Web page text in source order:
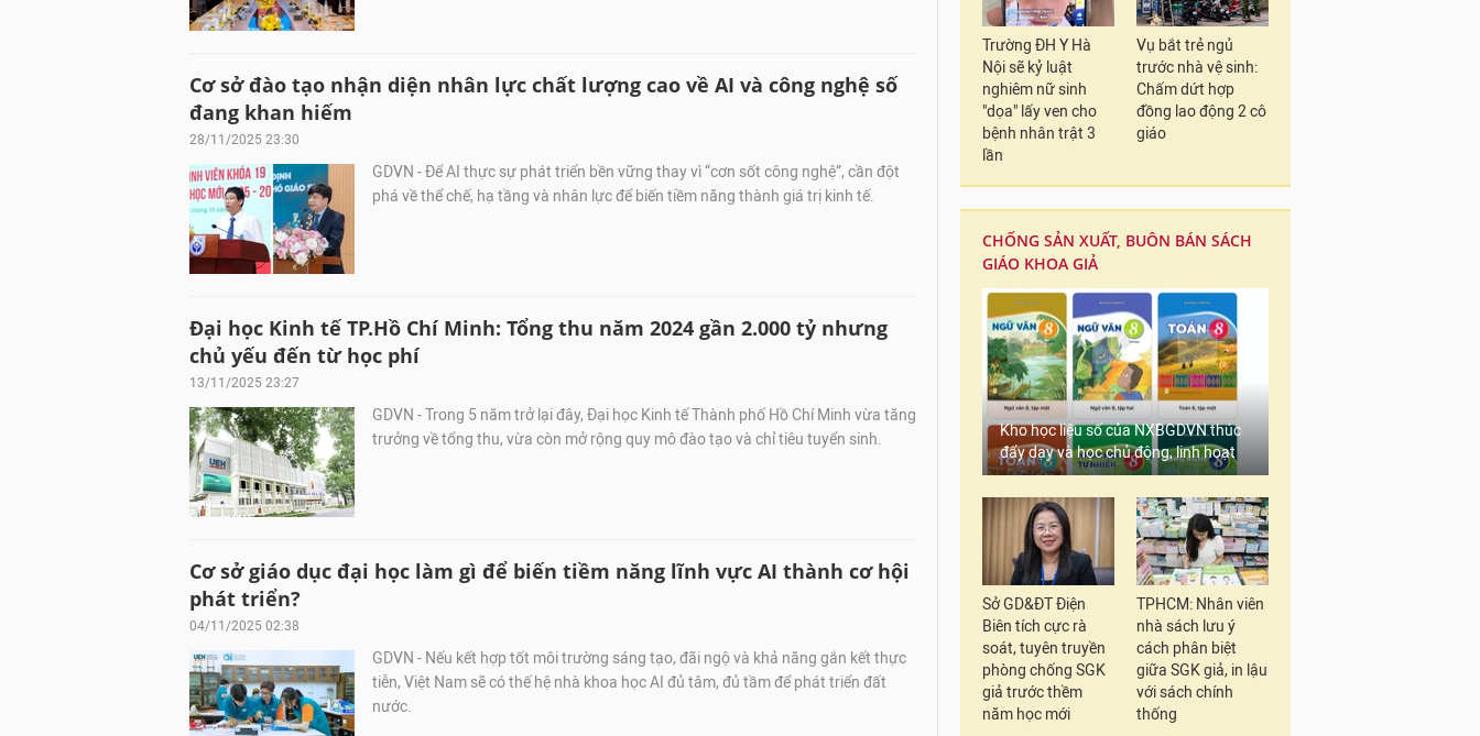
Cơ sở đào tạo nhận diện nhân lực chất lượng cao về AI và công nghệ số
đang khan hiếm
28/11/2025 23:30
GDVN - Để AI thực sự phát triển bền vững thay vì “cơn sốt công nghệ”, cần đột
phá về thể chế, hạ tầng và nhân lực để biến tiềm năng thành giá trị kinh tế.
Đại học Kinh tế TP.Hồ Chí Minh: Tổng thu năm 2024 gần 2.000 tỷ nhưng
chủ yếu đến từ học phí
13/11/2025 23:27
GDVN - Trong 5 năm trở lại đây, Đại học Kinh tế Thành phố Hồ Chí Minh vừa tăng
trưởng về tổng thu, vừa còn mở rộng quy mô đào tạo và chỉ tiêu tuyển sinh.
Cơ sở giáo dục đại học làm gì để biến tiềm năng lĩnh vực AI thành cơ hội
phát triển?
04/11/2025 02:38
GDVN - Nếu kết hợp tốt môi trường sáng tạo, đãi ngộ và khả năng gắn kết thực
tiễn, Việt Nam sẽ có thế hệ nhà khoa học AI đủ tâm, đủ tầm để phát triển đất
nước.
Trường ĐH Y Hà
Nội sẽ kỷ luật
nghiêm nữ sinh
"dọa" lấy ven cho
bệnh nhân trật 3
lần
Vụ bắt trẻ ngủ
trước nhà vệ sinh:
Chấm dứt hợp
đồng lao động 2 cô
giáo
CHỐNG SẢN XUẤT, BUÔN BÁN SÁCH
GIÁO KHOA GIẢ
Kho học liệu số của NXBGDVN thúc
đẩy dạy và học chủ động, linh hoạt
Sở GD&ĐT Điện
Biên tích cực rà
soát, tuyên truyền
phòng chống SGK
giả trước thềm
năm học mới
TPHCM: Nhân viên
nhà sách lưu ý
cách phân biệt
giữa SGK giả, in lậu
với sách chính
thống